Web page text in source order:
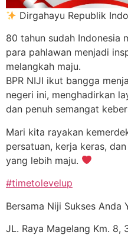
Dirgahayu Republik
80 tahun sudah Indonesia
para pahlawan menjadi
melangkah maju.
BPR NIJI ikut bangga
negeri ini, menghadirkan
dan penuh semangat
Mari kita rayakan
persatuan, kerja keras,
yang lebih maju.
#timetolevelup
Bersama Niji Sukses Anda
JL. Raya Magelang Km. 8,